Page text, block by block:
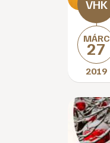
MÁRC
27
2019